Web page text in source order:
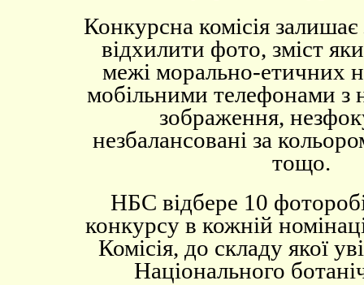
Конкурсна комісія
відхилити фото, зміст
межі морально-етичних
мобільними телефонами з
зображення,
незбалансовані за
тощо.
НБС відбере 10
конкурсу в кожній
Комісія, до складу якої
Національного